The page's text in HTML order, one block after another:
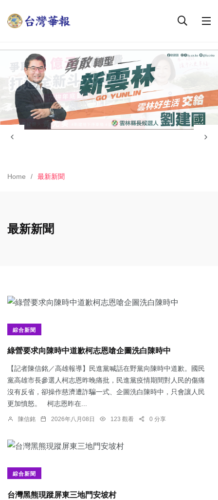
Home 最新新聞
最新新聞
綜合新聞
綠營要求向陳時中道歉柯志恩嗆企圖洗白陳時中
【記者陳信銘／高雄報導】民進黨喊話在野黨向陳時中道歉。國民
黨高雄市長參選人柯志恩昨晚痛批，民進黨疫情期間對人民的傷痛
沒有反省，卻操作慈濟遭詐騙一式、企圖洗白陳時中，只會讓人民
更加憤怒。 柯志恩昨在...
陳信銘 2026年八月08日 123 觀看 0 分享
綜合新聞
台灣黑熊現蹤屏東三地門安坡村